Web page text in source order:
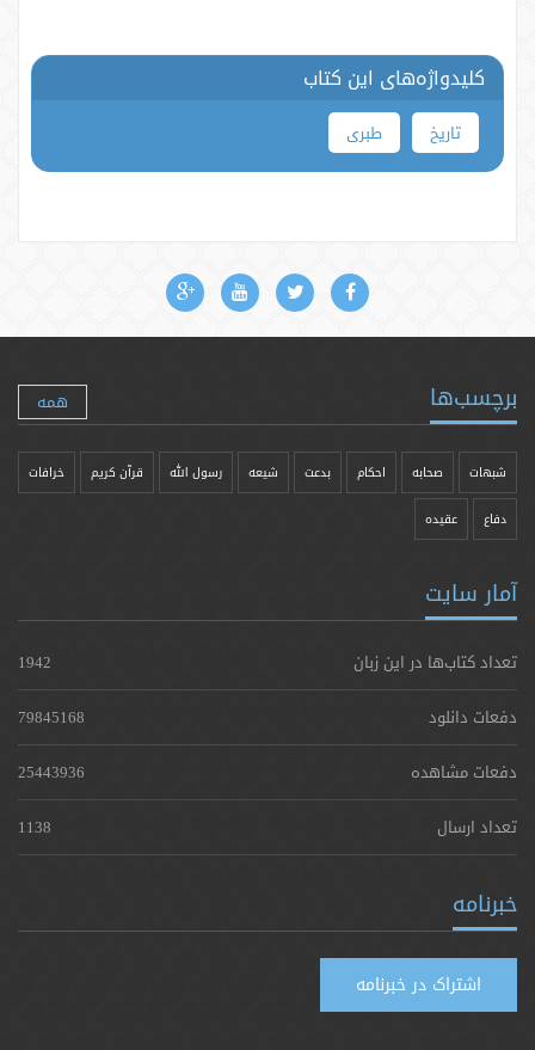
کلیدواژه‌های این کتاب
تاریخ طبری
برچسب‌ها همه
شبهات صحابه احکام بدعت شیعه رسول الله قرآن کریم خرافات
دفاع عقیده
آمار سایت
تعداد کتاب‌ها در این زبان
1942
دفعات دانلود
79845168
دفعات مشاهده
25443936
تعداد ارسال
1138
خبرنامه
اشتراک در خبرنامه